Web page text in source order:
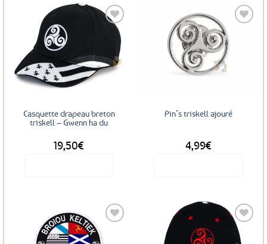
Ajouter
aux
favoris
Casquette drapeau breton
triskell – Gwenn ha du
19,50€
Pin’s triskell ajouré
4,99€